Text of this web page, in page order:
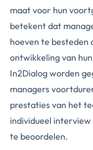
maat voor hun
betekent dat
hoeven te besteden
ontwikkeling van
In2Dialog worden
managers
prestaties van het
individueel
te beoordelen.